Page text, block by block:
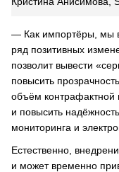
— Как импортёры, мы
ряд позитивных
позволит вывести
повысить
объём контрафактной
и повысить
мониторинга и
Естественно,
и может временно